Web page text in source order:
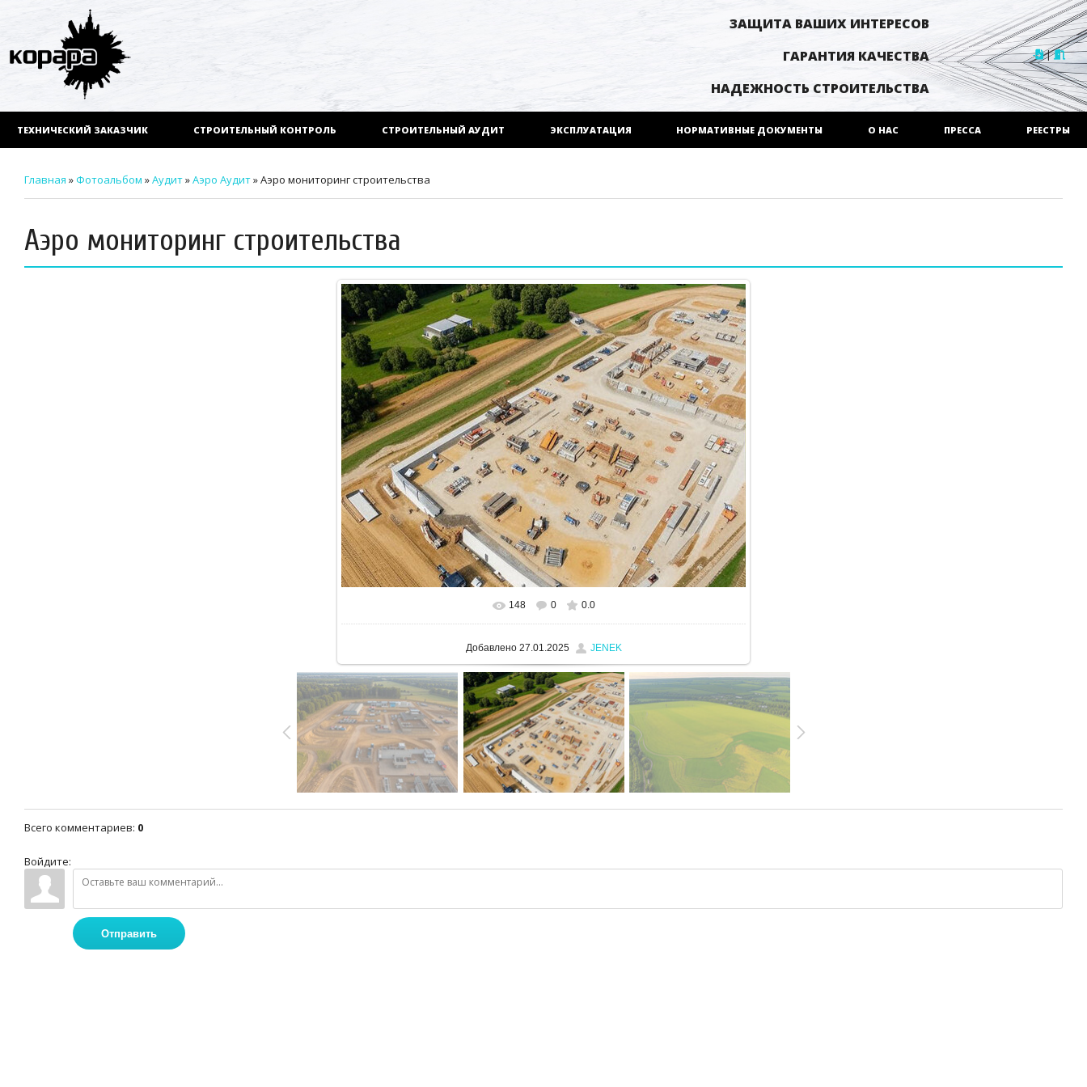
ЗАЩИТА ВАШИХ ИНТЕРЕСОВ
ГАРАНТИЯ КАЧЕСТВА
НАДЕЖНОСТЬ СТРОИТЕЛЬСТВА
|
ТЕХНИЧЕСКИЙ ЗАКАЗЧИК СТРОИТЕЛЬНЫЙ КОНТРОЛЬ СТРОИТЕЛЬНЫЙ АУДИТ ЭКСПЛУАТАЦИЯ НОРМАТИВНЫЕ ДОКУМЕНТЫ О НАС ПРЕССА РЕЕСТРЫ
Главная »Фотоальбом »Аудит»Аэро Аудит» Аэро мониторинг строительства
Аэро мониторинг строительства
В реальном размере 1280x960
148 0 0.0
Добавлено27.01.2025 JENEK
Всего комментариев: 0
Войдите:
Отправить